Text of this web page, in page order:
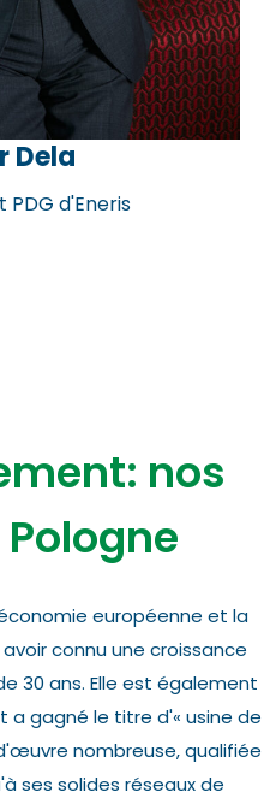
Dela
d'Eneris
nos
européenne et la
connu une croissance
30 ans. Elle est également
gagné le titre d'« usine de
nombreuse, qualifiée
ses solides réseaux de